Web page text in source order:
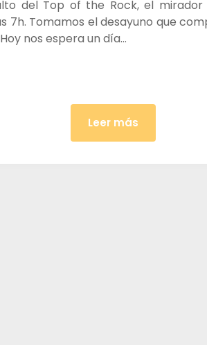
del Top of the Rock, el mirador
7h. Tomamos el desayuno que
nos espera un día…
Leer más